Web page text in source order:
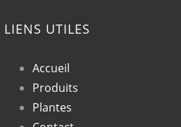
LIENS UTILES
Accueil
Produits
Plantes